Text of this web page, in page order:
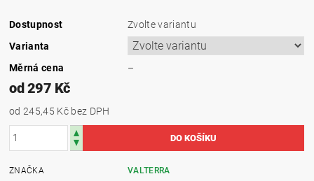
Dostupnost
Zvolte variantu
Varianta
Měrná cena
–
od 297 Kč
od 245,45 Kč bez DPH
ZNAČKA VALTERRA